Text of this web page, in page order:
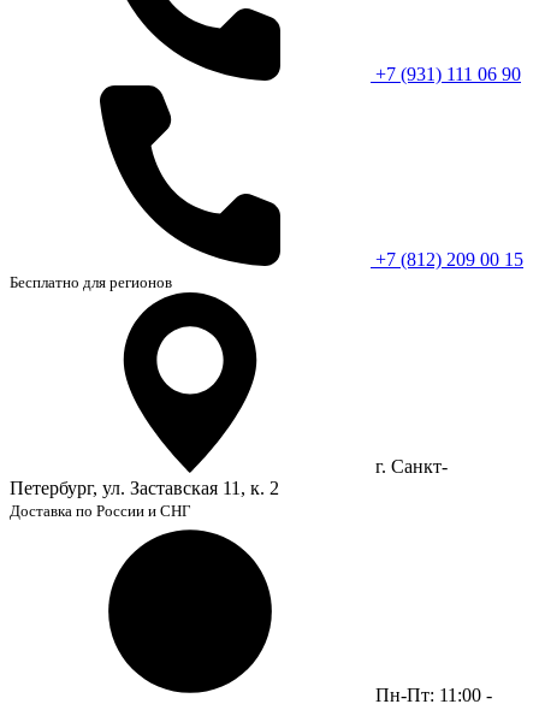
+7 (931) 111 06 90
+7 (812) 209 00 15
Бесплатно для регионов
г. Санкт-
Петербург, ул. Заставская 11, к. 2
Доставка по России и СНГ
Пн-Пт: 11:00 -